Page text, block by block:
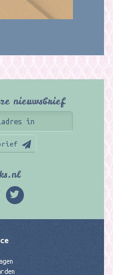
nieuwsbrief